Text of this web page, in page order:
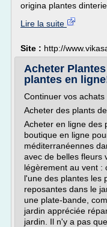
origina plantes
Lire la suite
Site : http://
Acheter
plantes en
Continuer vos achats
Acheter des plants
Acheter en ligne des
boutique en ligne
méditerranéennes
avec de belles fleurs
légèrement au vent :
l'une des plantes les
reposantes dans le
une plate-bande,
jardin appréciée
jardin. Il n'y a pas